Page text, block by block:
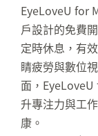
EyeLoveU for
戶設計的免費
定時休息，有
睛疲勞與數位
面，
升專注力與工
康。